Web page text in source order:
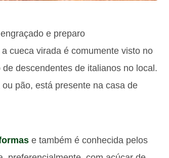
e preparo
cueca virada é comumente visto no
descendentes de italianos no local.
pão, está presente na casa de
e também é conhecida pelos